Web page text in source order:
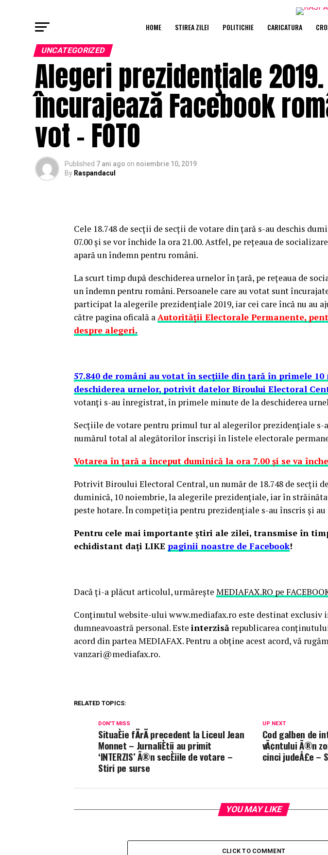
HOME STIREA ZILEI POLITICHIE CARICATURA
UNCATEGORIZED
Alegeri prezidenţiale 2019.
încurajează Facebook
vot – FOTO
Published 7 ani ago on noiembrie 10, 2019
By Raspandacul
Cele 18.748 de secţii de secţii de votare din ţară s-au deschis
07.00 şi se vor închide la ora 21.00. Astfel, pe reţeaua de
apară un îndemn pentru români.
La scurt timp după deschiderea urnelor în ţară, pe reţeaua de
un îndemn pentru români. Persoanele care au votat sunt
participat la alegerile prezidenţiale 2019, iar cei care încă nu au
către pagina oficală aAutorităţii Electorale Permanente,
despre alegeri.
57.840 de români au votat în secţiile din ţară în primele 10
deschiderea urnelor, potrivit datelor Biroului Electoral
votanţi s-au înregistrat, în primele minute de la deschiderea
Secţiile de votare pentru primul tur al alegerilor prezidenţiale s-
numărul total al alegătorilor înscrişi în listele electorale
Votarea în ţară a început duminică la ora 7.00 şi se va
Potrivit Biroului Electoral Central, un număr de 18.748 de secţii
duminică, 10 noiembrie, la alegerile prezidenţiale, iar în
peste hotare. În competiţia pentru prezidenţiale s-au înscris şi
Pentru cele mai importante ştiri ale zilei, transmise în
echidistant daţi LIKE paginii noastre de Facebook!
Dacă ţi-a plăcut articolul, urmăreşte MEDIAFAX.RO pe
Conținutul website-ului www.mediafax.ro este destinat
dumneavoastră personal. Este interzisă republicarea
acord din partea MEDIAFAX. Pentru a obține acest acord, vă
vanzari@mediafax.ro.
RELATED TOPICS:
UP NEXT
Cod galben de
vÃ¢ntului Ã®n
cinci judeÅ£e –
DON'T MISS
SituaÈie fÄrÄ precedent la Liceul Jean
Monnet – JurnaliÈtii au primit
‘INTERZIS’ Ã®n secÈiile de votare –
Stiri pe surse
YOU MAY LIKE
CLICK TO COMMENT